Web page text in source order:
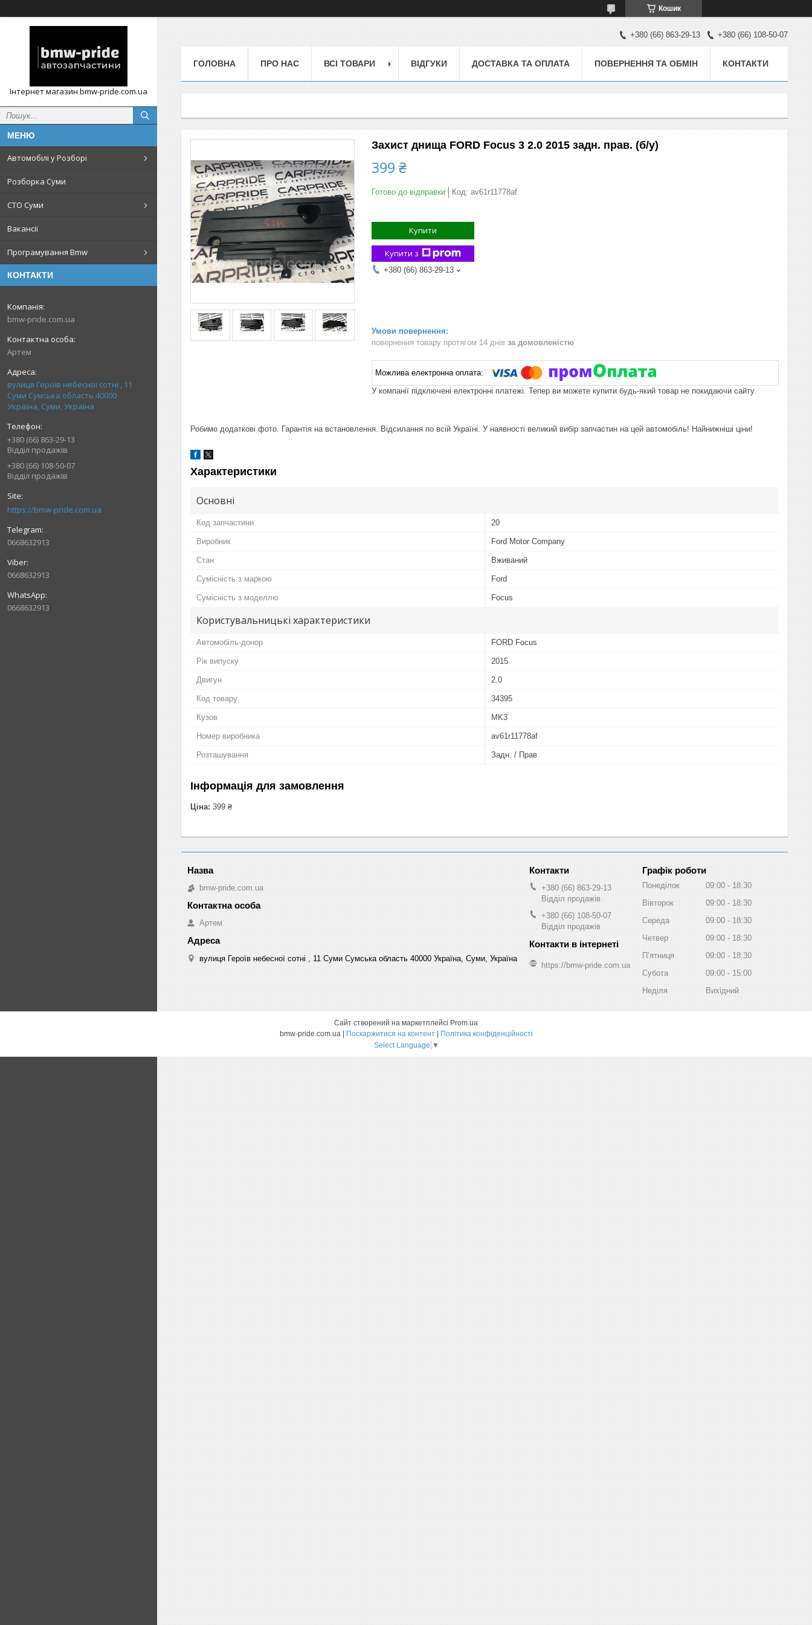
Кошик
Інтернет магазин bmw-pride.com.ua
Автомобілі у Розборі
Розборка Суми
СТО Суми
Вакансії
Програмування Bmw
КОНТАКТИ
bmw-pride.com.ua
Артем
вулиця Героїв небесної сотні , 11
Суми Сумська область 40000
Україна, Суми, Україна
+380 (66) 863-29-13
Відділ продажів
+380 (66) 108-50-07
Відділ продажів
https://bmw-pride.com.ua
0668632913
0668632913
0668632913
+380 (66) 863-29-13 +380 (66) 108-50-07
ГОЛОВНА ПРО НАС ВСІ ТОВАРИ ВІДГУКИ ДОСТАВКА ТА ОПЛАТА ПОВЕРНЕННЯ ТА ОБМІН КОНТАКТИ
Захист днища FORD Focus 3 2.0 2015 задн. прав. (б/у)
399 ₴
Готово до відправки Код: av61r11778af
Купити
Купити з
+380 (66) 863-29-13
повернення товару протягом 14 днів за домовленістю
У компанії підключені електронні платежі. Тепер ви можете купити будь-який товар не покидаючи сайту.
Робимо додаткові фото. Гарантія на встановлення. Відсилання по всій Україні. У наявності великий вибір запчастин на цей автомобіль! Найнижніші ціни!
Характеристики
Основні
Код запчастини 20
Виробник Ford Motor Company
Стан Вживаний
Сумісність з маркою Ford
Сумісність з моделлю Focus
Користувальницькі характеристики
Автомобіль-донор FORD Focus
Рік випуску 2015
Двигун 2.0
Код товару 34395
Кузов MK3
Номер виробника av61r11778af
Розташування Задн. / Прав
Інформація для замовлення
Ціна: 399 ₴
bmw-pride.com.ua
Артем
вулиця Героїв небесної сотні , 11 Суми Сумська область 40000 Україна, Суми, Україна
+380 (66) 863-29-13
Відділ продажів
+380 (66) 108-50-07
Відділ продажів
https://bmw-pride.com.ua
Графік роботи
Понеділок 09:00
18:30
Вівторок
09:00
18:30
Середа
09:00
18:30
Четвер
09:00
18:30
Пʼятниця
09:00
18:30
Субота
09:00
15:00
Неділя
Вихідний
Сайт створений на маркетплейсі Prom.ua
Поскаржитися на контент
Політика конфіденційності
Select Language ▼